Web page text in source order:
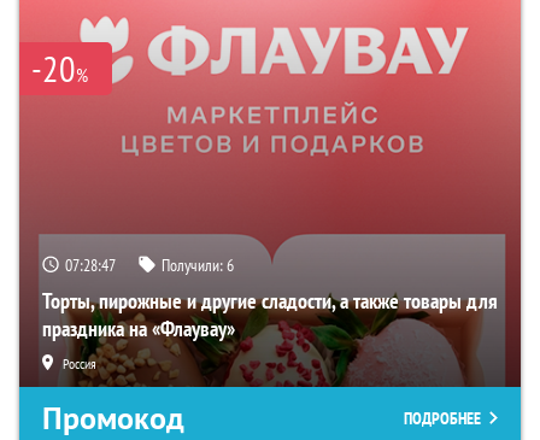
-20%
07:28:47 Получили:6
Торты, пирожные и другие сладости, а также товары для
праздника на «Флаувау»
Россия
Промокод ПОДРОБНЕЕ